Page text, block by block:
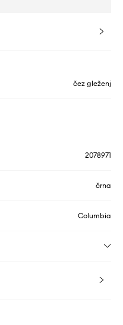
čez gleženj
2078971
črna
Columbia